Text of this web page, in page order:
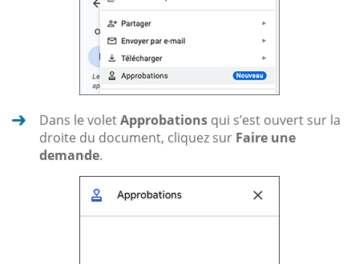
Dans le voletApprobations qui s’est ouvert sur la
droite du document, cliquez sur Faire une
demande.